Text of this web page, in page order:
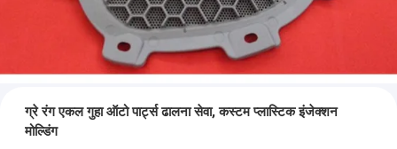
ग्रे रंग एकल गुहा ऑटो पार्ट्स ढालना सेवा, कस्टम प्लास्टिक इंजेक्शन
मोल्डिंग